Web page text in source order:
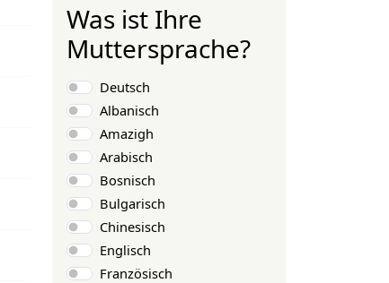
Was ist Ihre
Muttersprache?
Auswahlmöglichkeiten
Deutsch
Albanisch
Amazigh
Arabisch
Bosnisch
Bulgarisch
Chinesisch
Englisch
Französisch